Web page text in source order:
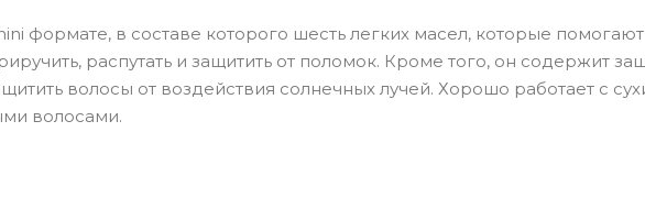
формате, в составе которого шесть легких масел, которые помогают
распутать и защитить от поломок. Кроме того, он содержит
волосы от воздействия солнечных лучей. Хорошо работает с
волосами.